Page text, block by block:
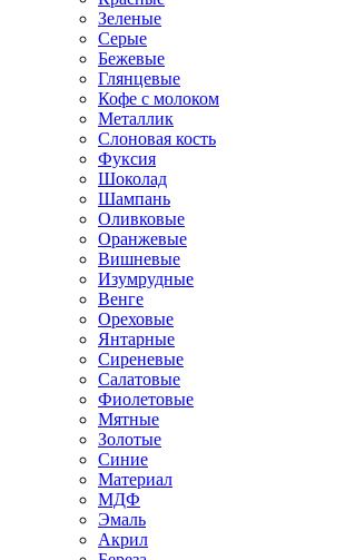
Зеленые
Серые
Бежевые
Глянцевые
Кофе с молоком
Металлик
Слоновая кость
Фуксия
Шоколад
Шампань
Оливковые
Оранжевые
Вишневые
Изумрудные
Венге
Ореховые
Янтарные
Сиреневые
Салатовые
Фиолетовые
Мятные
Золотые
Синие
Материал
МДФ
Эмаль
Акрил